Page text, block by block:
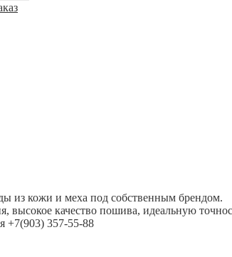
из кожи и меха под собственным брендом.
высокое качество пошива, идеальную
+7(903) 357-55-88